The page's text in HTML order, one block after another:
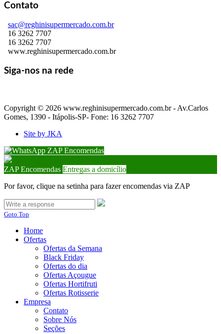
Contato
sac@reghinisupermercado.com.br
16 3262 7707
16 3262 7707
www.reghinisupermercado.com.br
Siga-nos na rede
Copyright © 2026 www.reghinisupermercado.com.br - Av.Carlos
Gomes, 1390 - Itápolis-SP- Fone: 16 3262 7707
Site by JKA
ZAP Encomendas
ZAP Encomendas Entregas a domicílio
Por favor, clique na setinha para fazer encomendas via ZAP
Goto Top
Home
Ofertas
Ofertas da Semana
Black Friday
Ofertas do dia
Ofertas Açougue
Ofertas Hortifruti
Ofertas Rotisserie
Empresa
Contato
Sobre Nós
Seções